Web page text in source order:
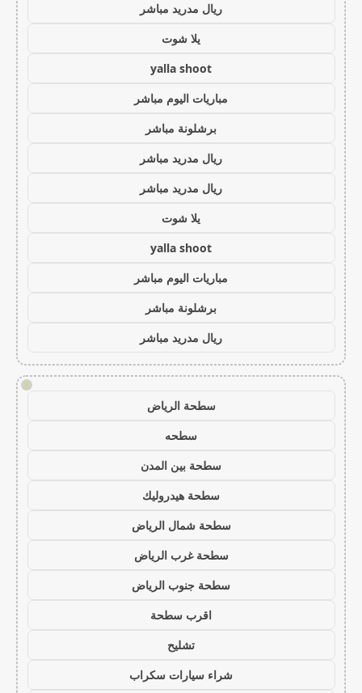
ريال مدريد مباشر
يلا شوت
yalla shoot
مباريات اليوم مباشر
برشلونة مباشر
ريال مدريد مباشر
ريال مدريد مباشر
يلا شوت
yalla shoot
مباريات اليوم مباشر
برشلونة مباشر
ريال مدريد مباشر
!
سطحة الرياض
سطحه
سطحة بين المدن
سطحة هيدروليك
سطحة شمال الرياض
سطحة غرب الرياض
سطحة جنوب الرياض
اقرب سطحة
تشليح
شراء سيارات سكراب